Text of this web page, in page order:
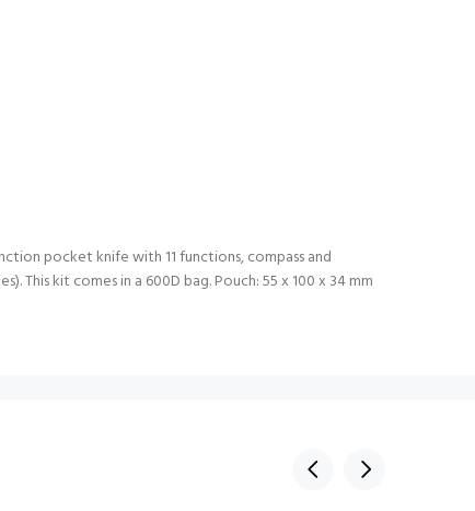
pocket knife with 11 functions, compass and
This kit comes in a 600D bag. Pouch: 55 x 100 x 34 mm